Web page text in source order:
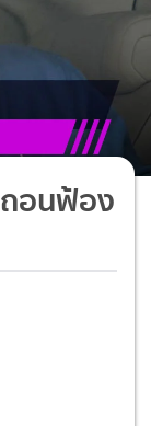
ถอนฟ้อง